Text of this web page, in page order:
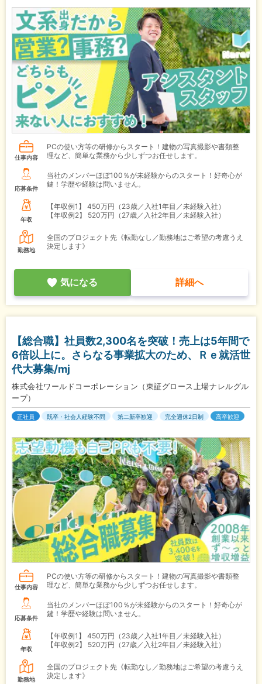
仕事内容
PCの使い方等の研修からスタート！建物の写真撮影や書類整
理など、簡単な業務から少しずつお任せします。
応募条件
当社のメンバーほぼ100％が未経験からのスタート！好奇心が
鍵！学歴や経験は問いません。
年収
【年収例1】
450万円（23歳／入社1年目／未経験入社）
【年収例2】
520万円（27歳／入社2年目／未経験入社）
勤務地
全国のプロジェクト先《転勤なし／勤務地はご希望の考慮うえ
決定します》
気になる 詳細へ
【総合職】社員数2,300名を突破！売上は5年間で
6倍以上に。さらなる事業拡大のため、Ｒｅ就活世
代大募集/mj
株式会社ワールドコーポレーション（東証グロース上場ナレルグル
ープ）
正社員 既卒・社会人経験不問 第二新卒歓迎 完全週休2日制 高卒歓迎
仕事内容
PCの使い方等の研修からスタート！建物の写真撮影や書類整
理など、簡単な業務から少しずつお任せします。
応募条件
当社のメンバーほぼ100％が未経験からのスタート！好奇心が
鍵！学歴や経験は問いません。
年収
【年収例1】
450万円（23歳／入社1年目／未経験入社）
【年収例2】
520万円（27歳／入社2年目／未経験入社）
勤務地
全国のプロジェクト先《転勤なし／勤務地はご希望の考慮うえ
決定します》